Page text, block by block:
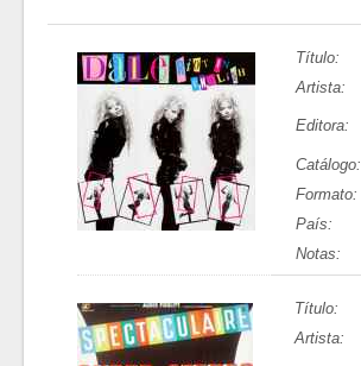
Título:
Artista:
Editora:
Catálogo:
Formato:
País:
Notas:
Título:
Artista: